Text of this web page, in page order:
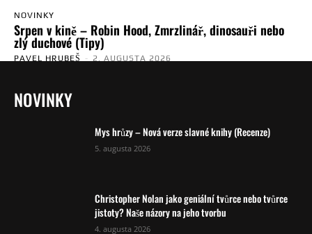
NOVINKY
Srpen v kině – Robin Hood, Zmrzlinář, dinosauři nebo
zlý duchové (Tipy)
PAVEL HRUBEŠ - 2. AUGUSTA 2026
NOVINKY
Mys hrůzy – Nová verze slavné knihy (Recenze)
5. augusta 2026
Christopher Nolan jako geniální tvůrce nebo tvůrce
jistoty? Naše názory na jeho tvorbu
4. augusta 2026